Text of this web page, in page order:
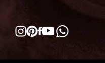
Facebook
YouTube